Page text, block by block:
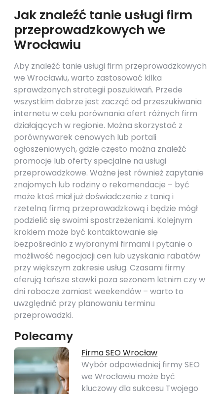
Jak znaleźć tanie usługi firm
przeprowadzkowych we
Wrocławiu
Aby znaleźć tanie usługi firm przeprowadzkowych
we Wrocławiu, warto zastosować kilka
sprawdzonych strategii poszukiwań. Przede
wszystkim dobrze jest zacząć od przeszukiwania
internetu w celu porównania ofert różnych firm
działających w regionie. Można skorzystać z
porównywarek cenowych lub portali
ogłoszeniowych, gdzie często można znaleźć
promocje lub oferty specjalne na usługi
przeprowadzkowe. Ważne jest również zapytanie
znajomych lub rodziny o rekomendacje – być
może ktoś miał już doświadczenie z tanią i
rzetelną firmą przeprowadzkową i będzie mógł
podzielić się swoimi spostrzeżeniami. Kolejnym
krokiem może być kontaktowanie się
bezpośrednio z wybranymi firmami i pytanie o
możliwość negocjacji cen lub uzyskania rabatów
przy większym zakresie usług. Czasami firmy
oferują tańsze stawki poza sezonem letnim czy w
dni robocze zamiast weekendów – warto to
uwzględnić przy planowaniu terminu
przeprowadzki.
Polecamy
Firma SEO Wrocław
Wybór odpowiedniej firmy SEO
we Wrocławiu może być
kluczowy dla sukcesu Twojego